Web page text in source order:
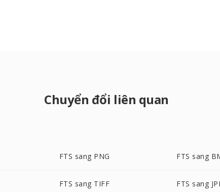
Chuyển đổi liên quan
FTS sang PNG FTS sang
FTS sang TIFF FTS sang